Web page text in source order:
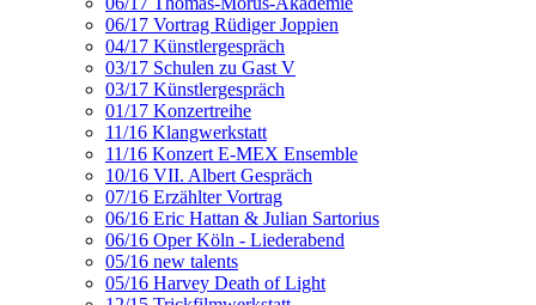
06/17 Vortrag Rüdiger Joppien
04/17 Künstlergespräch
03/17 Schulen zu Gast V
03/17 Künstlergespräch
01/17 Konzertreihe
11/16 Klangwerkstatt
11/16 Konzert E-MEX Ensemble
10/16 VII. Albert Gespräch
07/16 Erzählter Vortrag
06/16 Eric Hattan & Julian Sartorius
06/16 Oper Köln - Liederabend
05/16 new talents
05/16 Harvey Death of Light